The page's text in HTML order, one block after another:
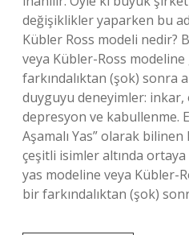
değişiklikler yaparken bu
Kübler Ross modeli nedir?
veya Kübler-Ross
farkındalıktan (şok) sonra
duyguyu deneyimler: inkar,
depresyon ve kabullenme.
Aşamalı Yas” olarak bilinen
çeşitli isimler altında ortaya
yas modeline veya Kübler-
bir farkındalıktan (şok)